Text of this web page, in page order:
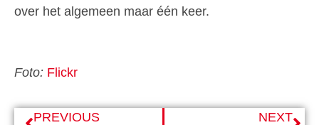
over het algemeen maar één keer.
Foto: Flickr
PREVIOUS NEXT